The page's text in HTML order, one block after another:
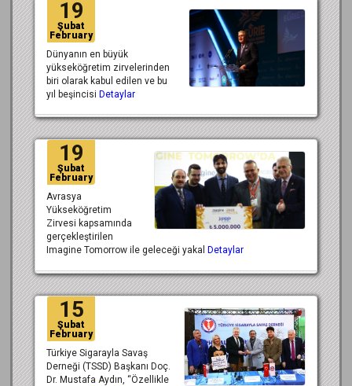
19
Şubat
February
Dünyanın en büyük
yükseköğretim zirvelerinden
biri olarak kabul edilen ve bu
yıl beşincisi Detaylar
19
Şubat
February
Avrasya
Yükseköğretim
Zirvesi kapsamında
gerçekleştirilen
Imagine Tomorrow ile geleceği yakal
Detaylar
15
Şubat
February
Türkiye Sigarayla Savaş
Derneği (TSSD) Başkanı Doç.
Dr. Mustafa Aydın, “Özellikle